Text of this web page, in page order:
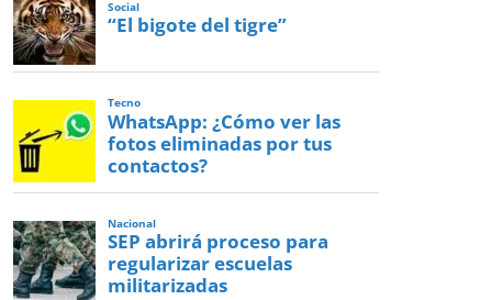
Social
“El bigote del tigre”
Tecno
WhatsApp: ¿Cómo ver las
fotos eliminadas por tus
contactos?
Nacional
SEP abrirá proceso para
regularizar escuelas
militarizadas